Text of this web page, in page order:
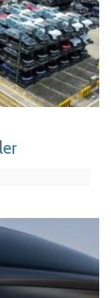
LÆS MERE